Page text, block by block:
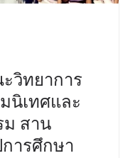
วิทยาการ
นิเทศและ
สาน
ารศึกษา